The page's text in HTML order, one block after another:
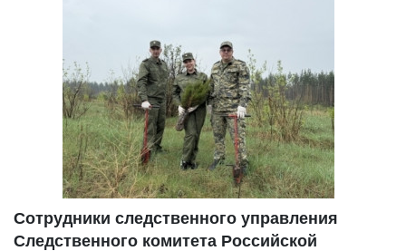
Сотрудники следственного управления
Следственного комитета Российской